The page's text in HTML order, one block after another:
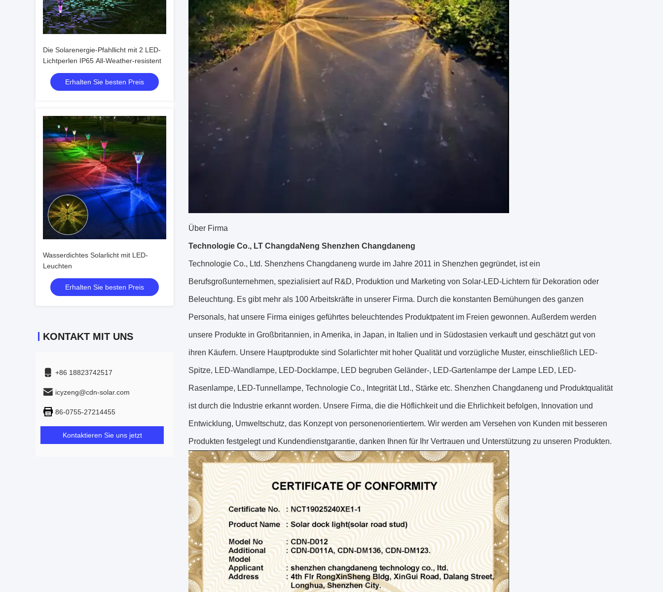
Die Solarenergie-Pfahllicht mit 2 LED-
Lichtperlen IP65 All-Weather-resistent
Erhalten Sie besten Preis
Wasserdichtes Solarlicht mit LED-
Leuchten
Erhalten Sie besten Preis
KONTAKT MIT UNS
+86 18823742517
icyzeng@cdn-solar.com
86-0755-27214455
Kontaktieren Sie uns jetzt
Über Firma
Technologie Co., LT ChangdaNeng Shenzhen Changdaneng
Technologie Co., Ltd. Shenzhens Changdaneng wurde im Jahre 2011 in Shenzhen gegründet, ist ein
Berufsgroßunternehmen, spezialisiert auf R&D, Produktion und Marketing von Solar-LED-Lichtern für Dekoration oder
Beleuchtung. Es gibt mehr als 100 Arbeitskräfte in unserer Firma. Durch die konstanten Bemühungen des ganzen
Personals, hat unsere Firma einiges geführtes beleuchtendes Produktpatent im Freien gewonnen. Außerdem werden
unsere Produkte in Großbritannien, in Amerika, in Japan, in Italien und in Südostasien verkauft und geschätzt gut von
ihren Käufern. Unsere Hauptprodukte sind Solarlichter mit hoher Qualität und vorzügliche Muster, einschließlich LED-
Spitze, LED-Wandlampe, LED-Docklampe, LED begruben Geländer-, LED-Gartenlampe der Lampe LED, LED-
Rasenlampe, LED-Tunnellampe, Technologie Co., Integrität Ltd., Stärke etc. Shenzhen Changdaneng und Produktqualität
ist durch die Industrie erkannt worden. Unsere Firma, die die Höflichkeit und die Ehrlichkeit befolgen, Innovation und
Entwicklung, Umweltschutz, das Konzept von personenorientiertem. Wir werden am Versehen von Kunden mit besseren
Produkten festgelegt und Kundendienstgarantie, danken Ihnen für Ihr Vertrauen und Unterstützung zu unseren Produkten.